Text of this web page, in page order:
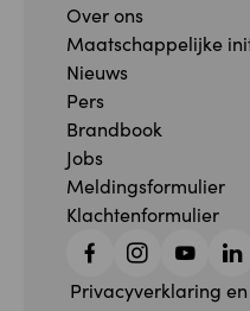
Over ons
Maatschappelijke
Nieuws
Pers
Brandbook
Jobs
Meldingsformulier
Klachtenformulier
FacebookInstagram
YouTube
Privacyverklaring